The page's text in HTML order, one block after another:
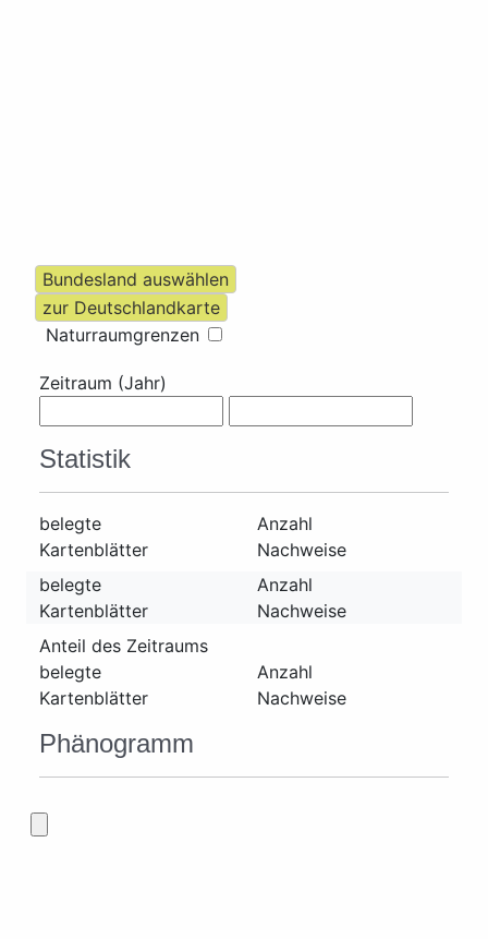
Naturraumgrenzen
Zeitraum (Jahr)
Statistik
belegte
Kartenblätter
Anzahl
Nachweise
belegte
Kartenblätter
Anzahl
Nachweise
Anteil des Zeitraums
belegte
Kartenblätter
Anzahl
Nachweise
Phänogramm